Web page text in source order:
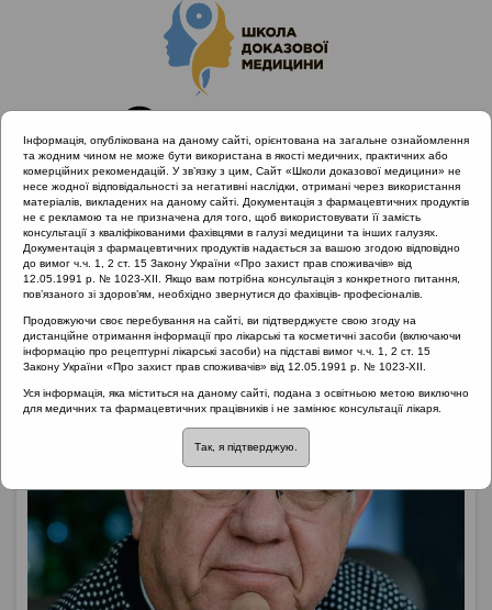
Головна Лектори Пухлік Сергій Михайлович
Інформація, опублікована на даному сайті, орієнтована на загальне ознайомлення
та жодним чином не може бути використана в якості медичних, практичних або
комерційних рекомендацій. У зв’язку з цим, Сайт «Школи доказової медицини» не
несе жодної відповідальності за негативні наслідки, отримані через використання
матеріалів, викладених на даному сайті. Документація з фармацевтичних продуктів
не є рекламою та не призначена для того, щоб використовувати її замість
консультації з кваліфікованими фахівцями в галузі медицини та інших галузях.
Документація з фармацевтичних продуктів надається за вашою згодою відповідно
до вимог ч.ч. 1, 2 ст. 15 Закону України «Про захист прав споживачів» від
12.05.1991 р. № 1023-XII. Якщо вам потрібна консультація з конкретного питання,
пов’язаного зі здоров’ям, необхідно звернутися до фахівців- професіоналів.
Продовжуючи своє перебування на сайті, ви підтверджуєте свою згоду на
дистанційне отримання інформації про лікарські та косметичні засоби (включаючи
інформацію про рецептурні лікарські засоби) на підставі вимог ч.ч. 1, 2 ст. 15
Закону України «Про захист прав споживачів» від 12.05.1991 р. № 1023-XII.
Уся інформація, яка міститься на даному сайті, подана з освітньою метою виключно
для медичних та фармацевтичних працівників і не замінює консультації лікаря.
Так, я підтверджую.